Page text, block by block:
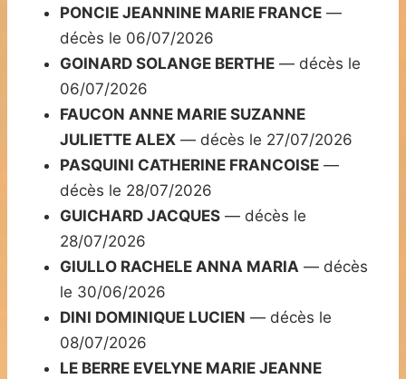
PONCIE JEANNINE MARIE FRANCE —
décès le 06/07/2026
GOINARD SOLANGE BERTHE — décès le
06/07/2026
FAUCON ANNE MARIE SUZANNE
JULIETTE ALEX — décès le 27/07/2026
PASQUINI CATHERINE FRANCOISE —
décès le 28/07/2026
GUICHARD JACQUES — décès le
28/07/2026
GIULLO RACHELE ANNA MARIA — décès
le 30/06/2026
DINI DOMINIQUE LUCIEN — décès le
08/07/2026
LE BERRE EVELYNE MARIE JEANNE